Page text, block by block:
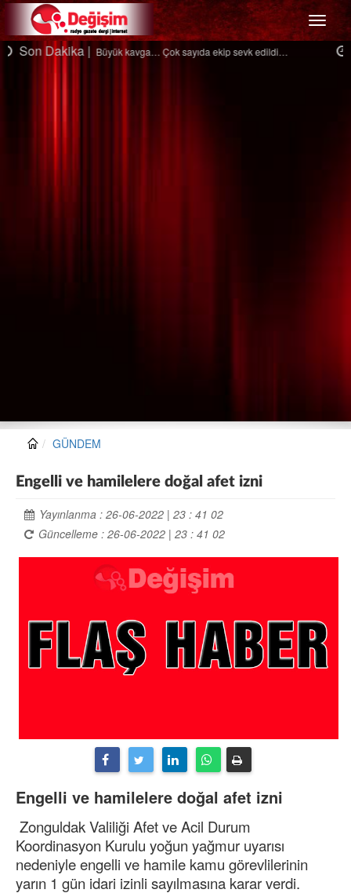
Menü
Son Dakika |Ağaçtan düştü…
GÜNDEM
Engelli ve hamilelere doğal afet izni
Yayınlanma : 26-06-2022 | 23 : 41 02
Güncelleme : 26-06-2022 | 23 : 41 02
Engelli ve hamilelere doğal afet izni
Zonguldak Valiliği Afet ve Acil Durum
Koordinasyon Kurulu yoğun yağmur uyarısı
nedeniyle engelli ve hamile kamu görevlilerinin
yarın 1 gün idari izinli sayılmasına karar verdi.